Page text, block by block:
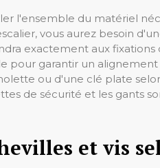
l'ensemble du matériel
vous aurez besoin
exactement aux
pour garantir un
ou d'une clé plate
de sécurité et les gants
et vis